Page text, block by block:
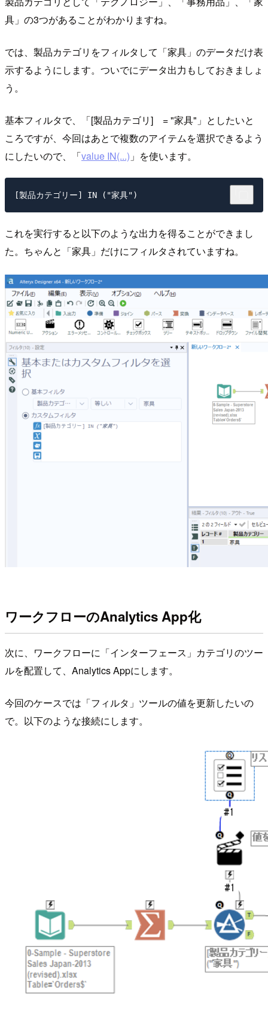
具」の3つがあることがわかりますね。
では、製品カテゴリをフィルタして「家具」のデータだけ表
示するようにします。ついでにデータ出力もしておきましょ
う。
基本フィルタで、「[製品カテゴリ] = "家具"」としたいと
ころですが、今回はあとで複数のアイテムを選択できるよう
にしたいので、「value IN(...) 」を使います。
これを実行すると以下のような出力を得ることができまし
た。ちゃんと「家具」だけにフィルタされていますね。
ワークフローのAnalytics App化
次に、ワークフローに「インターフェース」カテゴリのツー
ルを配置して、Analytics Appにします。
今回のケースでは「フィルタ」ツールの値を更新したいの
で。以下のような接続にします。